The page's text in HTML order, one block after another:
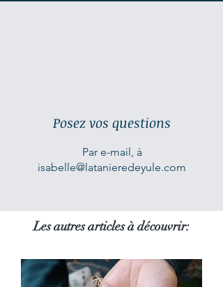
Posez vos questions
Par e-mail, à
isabelle@latanieredeyule.com
Les autres articles à découvrir: